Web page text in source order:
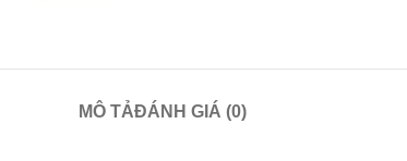
MÔ TẢĐÁNH GIÁ (0)